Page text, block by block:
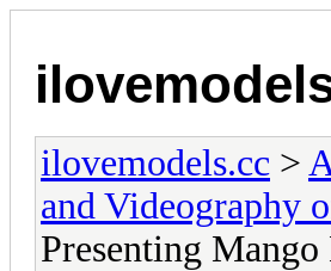
ilovemodels.cc >
and Videography
Presenting Mango